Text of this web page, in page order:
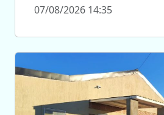
07/08/2026 14:35